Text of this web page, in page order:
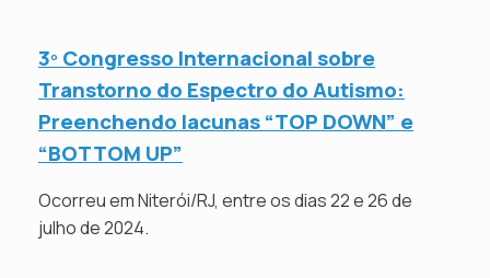
3º Congresso Internacional sobre
Transtorno do Espectro do Autismo:
Preenchendo lacunas “TOP DOWN” e
“BOTTOM UP”
Ocorreu em Niterói/RJ, entre os dias 22 e 26 de
julho de 2024.